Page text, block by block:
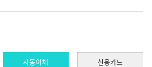
자동이체 신용카드